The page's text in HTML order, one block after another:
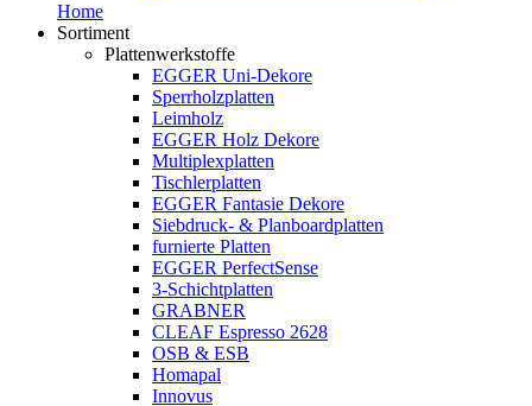
Home
Sortiment
Plattenwerkstoffe
EGGER Uni-Dekore
Sperrholzplatten
Leimholz
EGGER Holz Dekore
Multiplexplatten
Tischlerplatten
EGGER Fantasie Dekore
Siebdruck- & Planboardplatten
furnierte Platten
EGGER PerfectSense
3-Schichtplatten
GRABNER
CLEAF Espresso 2628
OSB & ESB
Homapal
Innovus